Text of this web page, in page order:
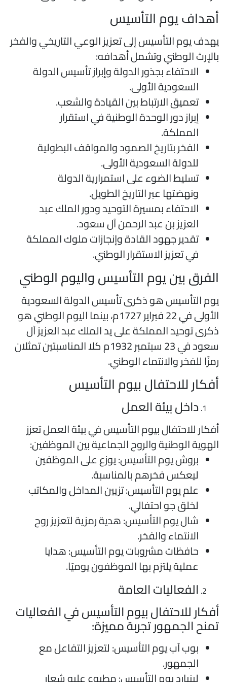
يوم التأسيس
يوم التأسيس إلى تعزيز الوعي التاريخي والفخر
الوطني وتشمل أهدافه:
الاحتفاء بجذور الدولة وإبراز تأسيس الدولة
السعودية الأولى.
تعميق الارتباط بين القيادة والشعب.
إبراز دور الوحدة الوطنية في استقرار
المملكة.
الفخر بتاريخ الصمود والمواقف البطولية
للدولة السعودية الأولى.
تسليط الضوء على استمرارية الدولة
ونهضتها عبر التاريخ الطويل.
الاحتفاء بمسيرة التوحيد ودور الملك عبد
العزيز بن عبد الرحمن آل سعود.
تقدير جهود القادة وإنجازات ملوك المملكة
في تعزيز الاستقرار الوطني.
بين يوم التأسيس واليوم الوطني
التأسيس هو ذكرى تأسيس الدولة السعودية
الأولى في 22 فبراير 1727م، بينما اليوم الوطني هو
توحيد المملكة على يد الملك عبد العزيز آل
سعود في 23 سبتمبر 1932م كلا المناسبتين تمثلان
للفخر والانتماء الوطني.
للاحتفال بيوم التأسيس
داخل بيئة العمل
للاحتفال بيوم التأسيس في بيئة العمل تعزز
الوطنية والروح الجماعية بين الموظفين:
بروش يوم التأسيس: يوزع على الموظفين
ليعكس فخرهم بالمناسبة.
علم يوم التأسيس: تزيين المداخل والمكاتب
لخلق جو احتفالي.
شال يوم التأسيس: هدية رمزية لتعزيز روح
الانتماء والفخر.
حافظات مشروبات يوم التأسيس: هدايا
عملية يلتزم بها الموظفون يوميًا.
الفعاليات العامة
للاحتفال بيوم التأسيس في الفعاليات
الجمهور تجربة مميزة:
بوب آب يوم التأسيس: لتعزيز التفاعل مع
الجمهور.
لينيارد يوم التأسيس: مطبوع عليه شعار